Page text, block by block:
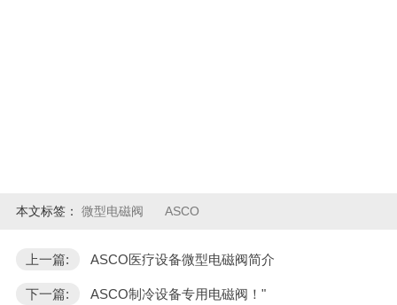
本文标签： 微型电磁阀 ASCO
上一篇: ASCO医疗设备微型电磁阀简介
下一篇: ASCO制冷设备专用电磁阀！"